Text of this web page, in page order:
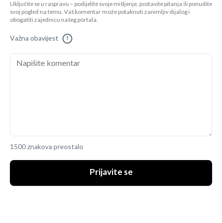
Uključite se u raspravu – podijelite svoje mišljenje, postavite pitanja ili ponudite
svoj pogled na temu. Vaš komentar može potaknuti zanimljiv dijalog i
obogatiti zajednicu našeg portala.
Važna obavijest !
1500 znakova preostalo
Prijavite se